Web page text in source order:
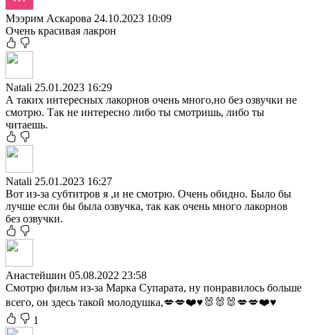
Мээрим Аскарова 24.10.2023 10:09
Очень красивая лакрон
Natali 25.01.2023 16:29
А таких интересных лакорнов очень много,но без озвучки не
смотрю. Так не интересно либо ты смотришь, либо ты
читаешь.
Natali 25.01.2023 16:27
Вот из-за субтитров я ,и не смотрю. Очень обидно. Было бы
лучше если бы была озвучка, так как очень много лакорнов
без озвучки.
Анастейшин 05.08.2022 23:58
Смотрю фильм из-за Марка Супарата, ну понравилось больше
всего, он здесь такой молодушка,💋💋❤️♥️🐰🐰🐰💋💋❤️♥️
1